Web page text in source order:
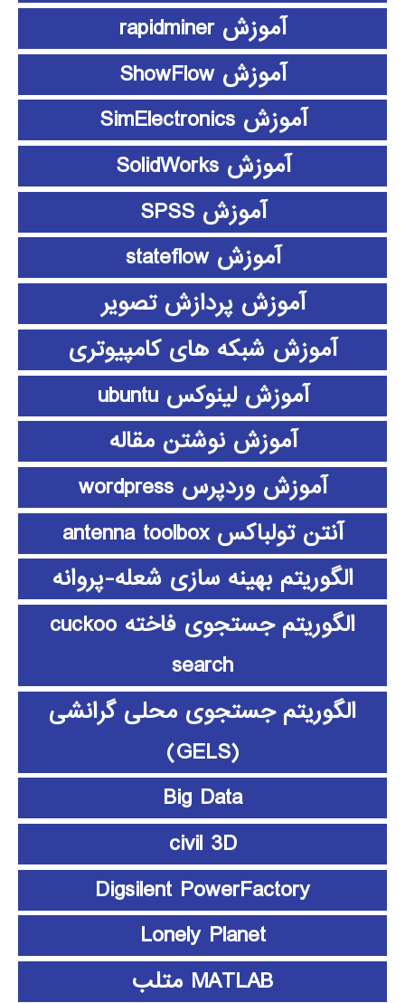
آموزش rapidminer
آموزش ShowFlow
آموزش SimElectronics
آموزش SolidWorks
آموزش SPSS
آموزش stateflow
آموزش پردازش تصویر
آموزش شبکه های کامپیوتری
آموزش لینوکس ubuntu
آموزش نوشتن مقاله
آموزش وردپرس wordpress
آنتن تولباکس antenna toolbox
الگوریتم بهینه سازی شعله-پروانه
الگوریتم جستجوی فاخته cuckoo
search
الگوریتم جستجوی محلی گرانشی
(GELS)
Big Data
civil 3D
Digsilent PowerFactory
Lonely Planet
MATLAB متلب